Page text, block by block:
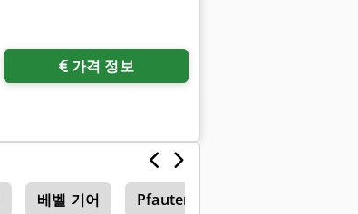
가격 정보
베벨 기어 Pfauter P 900